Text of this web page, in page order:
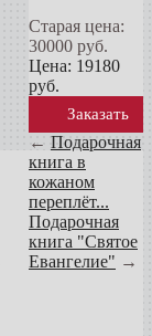
Старая цена:
30000 руб.
Цена: 19180
руб.
Заказать
← Подарочная
книга в
кожаном
переплёт...
Подарочная
книга "Святое
Евангелие" →